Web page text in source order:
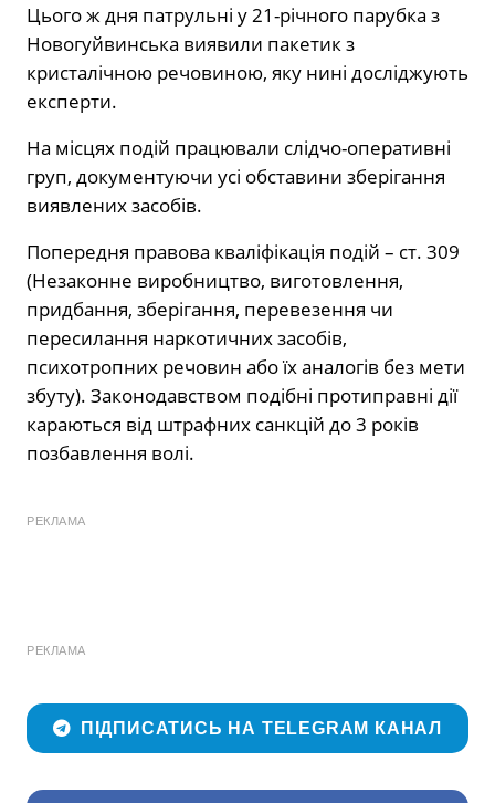
Цього ж дня патрульні у 21-річного парубка з
Новогуйвинська виявили пакетик з
кристалічною речовиною, яку нині досліджують
експерти.
На місцях подій працювали слідчо-оперативні
груп, документуючи усі обставини зберігання
виявлених засобів.
Попередня правова кваліфікація подій – ст. 309
(Незаконне виробництво, виготовлення,
придбання, зберігання, перевезення чи
пересилання наркотичних засобів,
психотропних речовин або їх аналогів без мети
збуту). Законодавством подібні протиправні дії
караються від штрафних санкцій до 3 років
позбавлення волі.
РЕКЛАМА
РЕКЛАМА
ПІДПИСАТИСЬ НА TELEGRAM КАНАЛ